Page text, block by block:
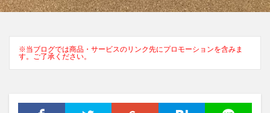
※当ブログでは商品・サービスのリンク先にプロモーションを含みま
す。ご了承ください。